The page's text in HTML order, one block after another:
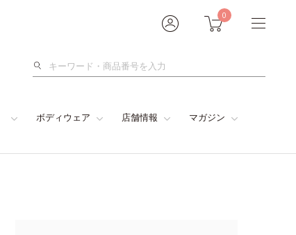
0
検
ボディウェア 店舗情報 マガジン